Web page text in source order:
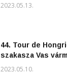
2023.05.13.
44. Tour de
szakasza Vas
2023.05.10.